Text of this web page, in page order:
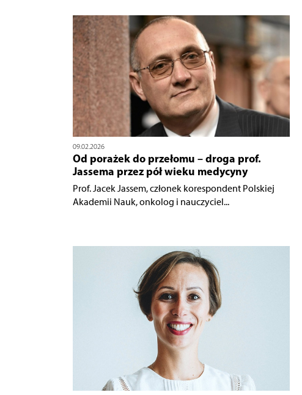
09.02.2026
Od porażek do przełomu – droga prof.
Jassema przez pół wieku medycyny
Prof. Jacek Jassem, członek korespondent Polskiej
Akademii Nauk, onkolog i nauczyciel...